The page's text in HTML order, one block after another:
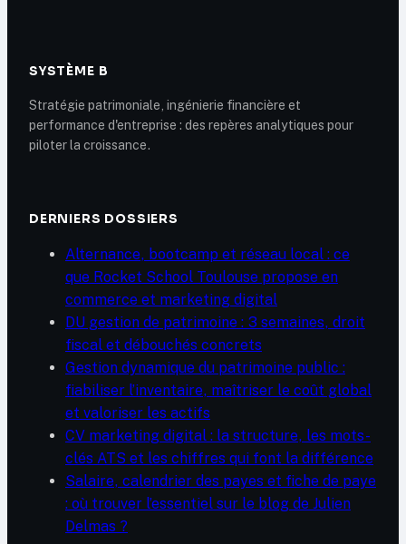
SYSTÈME B
Stratégie patrimoniale, ingénierie financière et
performance d'entreprise : des repères analytiques pour
piloter la croissance.
DERNIERS DOSSIERS
Alternance, bootcamp et réseau local : ce
que Rocket School Toulouse propose en
commerce et marketing digital
DU gestion de patrimoine : 3 semaines, droit
fiscal et débouchés concrets
Gestion dynamique du patrimoine public :
fiabiliser l’inventaire, maîtriser le coût global
et valoriser les actifs
CV marketing digital : la structure, les mots-
clés ATS et les chiffres qui font la différence
Salaire, calendrier des payes et fiche de paye
: où trouver l’essentiel sur le blog de Julien
Delmas ?